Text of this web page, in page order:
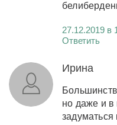
27.12.2019 в
Ответить
Ирина
но даже и в